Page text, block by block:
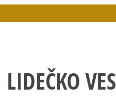
LIDEČKO VES